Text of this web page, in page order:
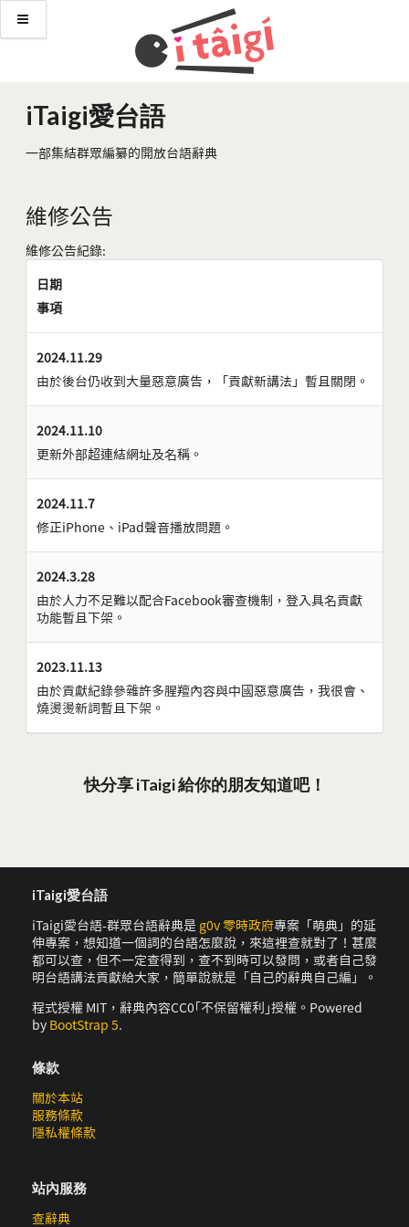
iTaigi愛台語
一部集結群眾編纂的開放台語辭典
維修公告
維修公告紀錄:
日期
事項
2024.11.29
由於後台仍收到大量惡意廣告，「貢獻新講法」暫且關閉。
2024.11.10
更新外部超連結網址及名稱。
2024.11.7
修正iPhone、iPad聲音播放問題。
2024.3.28
由於人力不足難以配合Facebook審查機制，登入具名貢獻
功能暫且下架。
2023.11.13
由於貢獻紀錄參雜許多腥羶內容與中國惡意廣告，我很會、
燒燙燙新詞暫且下架。
快分享 iTaigi 給你的朋友知道吧！
iTaigi愛台語
iTaigi愛台語-群眾台語辭典是 g0v 零時政府專案「萌典」的延
伸專案，想知道一個詞的台語怎麼說，來這裡查就對了！甚麼
都可以查，但不一定查得到，查不到時可以發問，或者自己發
明台語講法貢獻給大家，簡單說就是「自己的辭典自己編」。
程式授權 MIT，辭典內容CC0｢不保留權利｣授權。Powered
by BootStrap 5.
條款
關於本站
服務條款
隱私權條款
站內服務
查辭典